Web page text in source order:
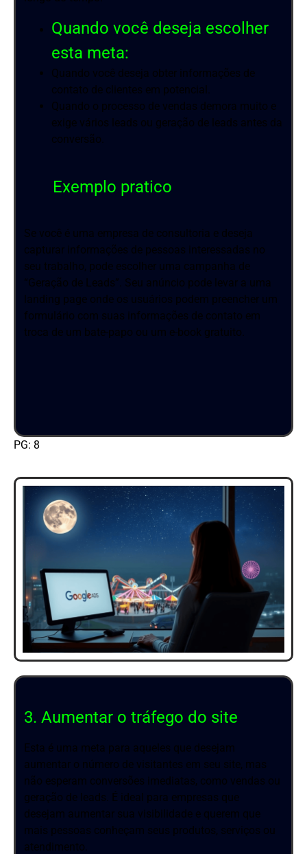
Quando você deseja escolher
esta meta:
Quando você deseja obter informações de
contato de clientes em potencial.
Quando o processo de vendas demora muito e
exige vários leads ou geração de leads antes da
conversão.
Exemplo pratico
Se você é uma empresa de consultoria e deseja
capturar informações de pessoas interessadas no
seu trabalho, pode escolher uma campanha de
“Geração de Leads”. Seu anúncio pode levar a uma
landing page onde os usuários podem preencher um
formulário com suas informações de contato em
troca de um bate-papo ou um e-book gratuito.
PG: 8
3. Aumentar o tráfego do site
Esta é uma meta para aqueles que desejam
aumentar o número de visitantes em seu site, mas
não esperam conversões imediatas, como vendas ou
geração de leads. É ideal para empresas que
desejam aumentar sua visibilidade e querem que
mais pessoas conheçam seus produtos, serviços ou
atendimento.